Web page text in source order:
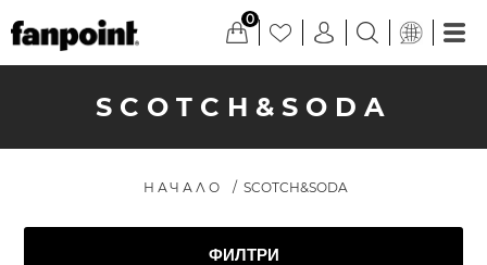
0
SCOTCH&SODA
НАЧАЛО / SCOTCH&SODA
ФИЛТРИ